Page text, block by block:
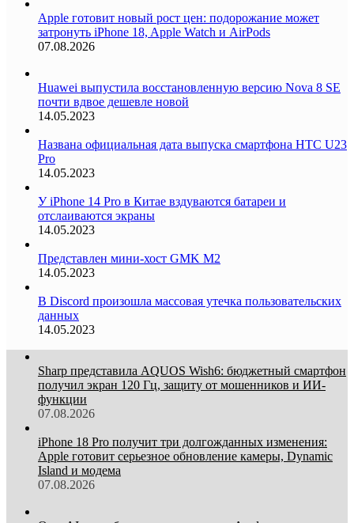
Apple готовит новый рост цен: подорожание может
затронуть iPhone 18, Apple Watch и AirPods
07.08.2026
Huawei выпустила восстановленную версию Nova 8 SE
почти вдвое дешевле новой
14.05.2023
Названа официальная дата выпуска смартфона HTC U23
Pro
14.05.2023
У iPhone 14 Pro в Китае вздуваются батареи и
отслаиваются экраны
14.05.2023
Представлен мини-хост GMK M2
14.05.2023
В Discord произошла массовая утечка пользовательских
данных
14.05.2023
Sharp представила AQUOS Wish6: бюджетный смартфон
получил экран 120 Гц, защиту от мошенников и ИИ-
функции
07.08.2026
iPhone 18 Pro получит три долгожданных изменения:
Apple готовит серьезное обновление камеры, Dynamic
Island и модема
07.08.2026